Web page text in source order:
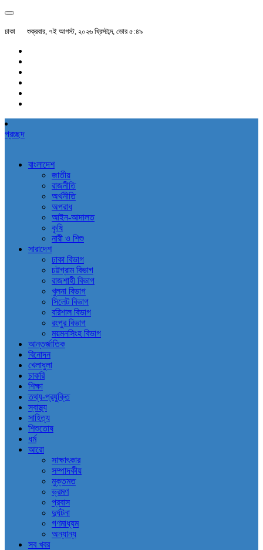
ঢাকা শুক্রবার, ৭ই আগস্ট, ২০২৬ খ্রিস্টাব্দ, ভোর ৫:৪৯
প্রচ্ছদ
বাংলাদেশ
জাতীয়
রাজনীতি
অর্থনীতি
অপরাধ
আইন-আদালত
কৃষি
নারী ও শিশু
সারাদেশ
ঢাকা বিভাগ
চট্টগ্রাম বিভাগ
রাজশাহী বিভাগ
খুলনা বিভাগ
সিলেট বিভাগ
বরিশাল বিভাগ
রংপুর বিভাগ
ময়মনসিংহ বিভাগ
আন্তর্জাতিক
বিনোদন
খেলাধুলা
চাকরি
শিক্ষা
তথ্য-প্রযুক্তি
স্বাস্থ্য
সাহিত্য
শিশুতোষ
ধর্ম
আরো
সাক্ষাৎকার
সম্পাদকীয়
মুক্তমত
ভ্রমণ
প্রবাস
দুর্ঘটনা
গণমাধ্যম
অন্যান্য
সব খবর